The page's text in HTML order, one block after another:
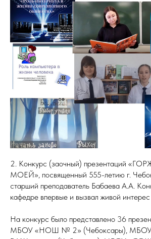
2. Конкурс (заочный) презентаций
МОЕЙ», посвященный 555-летию г.
старший преподаватель Бабаева А.А.
кафедре впервые и вызвал живой
На конкурс было представлено 36
МБОУ «НОШ № 2» (Чебоксары),